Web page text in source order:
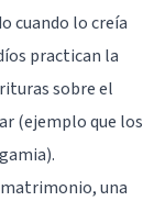
cuando lo creía
practican la
sobre el
(ejemplo que los
una